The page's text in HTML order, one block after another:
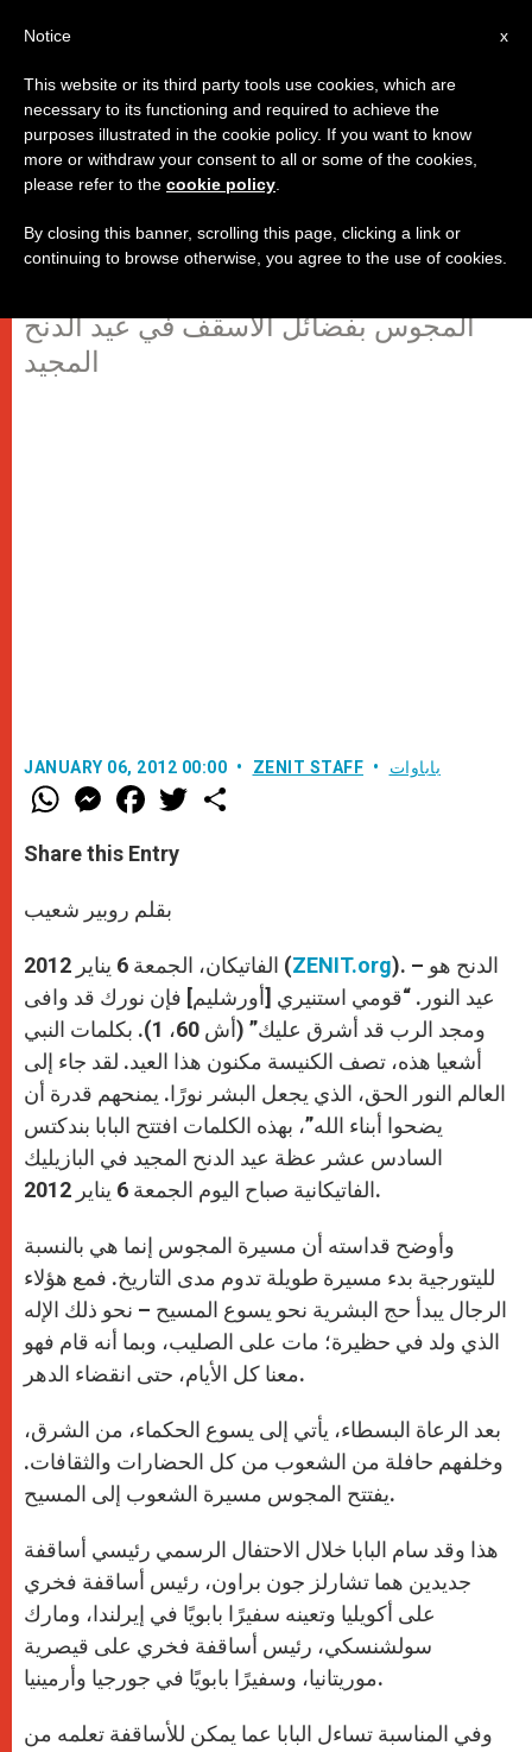
على الأساقفة أن يتحلوا بالشجاعة
والتواضع
المجوس بفضائل الأسقف في عيد الدنح
المجيد
JANUARY 06, 2012 00:00 ZENIT STAFF باباوات
W
h
t
s
p
p
M
e
s
e
e
F
a
e
b
o
k
w
Share this Entry
بقلم روبير شعيب
الفاتيكان، الجمعة 6 يناير 2012 (ZENIT.org). – الدنح هو
عيد النور. “قومي استنيري [أورشليم] فإن نورك قد وافى
ومجد الرب قد أشرق عليك” (أش 60، 1). بكلمات النبي
أشعيا هذه، تصف الكنيسة مكنون هذا العيد. لقد جاء إلى
العالم النور الحق، الذي يجعل البشر نورًا. يمنحهم قدرة أن
يضحوا أبناء الله”، بهذه الكلمات افتتح البابا بندكتس
السادس عشر عظة عيد الدنح المجيد في البازيليك
الفاتيكانية صباح اليوم الجمعة 6 يناير 2012.
وأوضح قداسته أن مسيرة المجوس إنما هي بالنسبة
لليتورجية بدء مسيرة طويلة تدوم مدى التاريخ. فمع هؤلاء
الرجال يبدأ حج البشرية نحو يسوع المسيح – نحو ذلك الإله
الذي ولد في حظيرة؛ مات على الصليب، وبما أنه قام فهو
معنا كل الأيام، حتى انقضاء الدهر.
بعد الرعاة البسطاء، يأتي إلى يسوع الحكماء، من الشرق،
وخلفهم حافلة من الشعوب من كل الحضارات والثقافات.
يفتتح المجوس مسيرة الشعوب إلى المسيح.
هذا وقد سام البابا خلال الاحتفال الرسمي رئيسي أساقفة
جديدين هما تشارلز جون براون، رئيس أساقفة فخري
على أكويليا وتعينه سفيرًا بابويًا في إيرلندا، ومارك
سولشنسكي، رئيس أساقفة فخري على قيصرية
موريتانيا، وسفيرًا بابويًا في جورجيا وأرمينيا.
وفي المناسبة تساءل البابا عما يمكن للأساقفة تعلمه من
x
Notice
This website or its third party tools use cookies, which are
necessary to its functioning and required to achieve the
purposes illustrated in the cookie policy. If you want to know
more or withdraw your consent to all or some of the cookies,
please refer to the cookie policy
By closing this banner, scrolling this page, clicking a link or
continuing to browse otherwise, you agree to the use of cookies.